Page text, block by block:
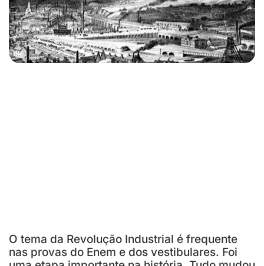
O tema da Revolução Industrial é frequente
nas provas do Enem e dos vestibulares. Foi